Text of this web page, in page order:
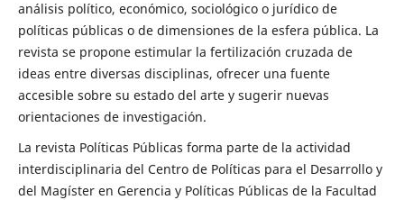
análisis político, económico, sociológico o jurídico de
políticas públicas o de dimensiones de la esfera pública. La
revista se propone estimular la fertilización cruzada de
ideas entre diversas disciplinas, ofrecer una fuente
accesible sobre su estado del arte y sugerir nuevas
orientaciones de investigación.
La revista Políticas Públicas forma parte de la actividad
interdisciplinaria del Centro de Políticas para el Desarrollo y
del Magíster en Gerencia y Políticas Públicas de la Facultad